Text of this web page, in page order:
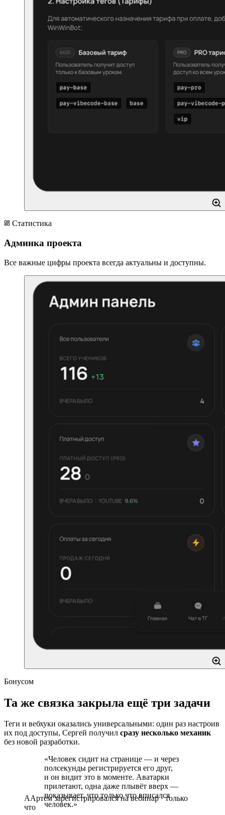
Статистика
Админка проекта
Все важные цифры проекта всегда актуальны и доступны.
Бонусом
Та же связка закрыла ещё три задачи
Теги и вебхуки оказались универсальными: один раз настроив
их под доступы, Сергей получил сразу несколько механик
без новой разработки.
«Человек сидит на странице — и через
полсекунды регистрируется его друг,
и он видит это в моменте. Аватарки
прилетают, одна даже плывёт вверх —
показывает, что только что вписался
человек.»
Артёмзарегистрировался на вебинар · только